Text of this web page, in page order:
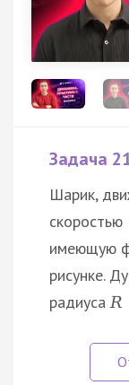
Задача
Шарик,
скоростью
имеющую
рисунке.
радиусаR